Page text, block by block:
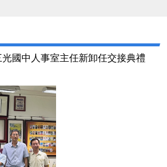
光國中人事室主任新卸任交接典禮